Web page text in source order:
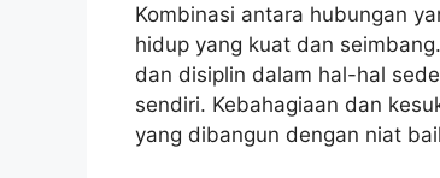
Kombinasi antara hubungan
hidup yang kuat dan
dan disiplin dalam hal-hal
sendiri. Kebahagiaan dan
yang dibangun dengan niat